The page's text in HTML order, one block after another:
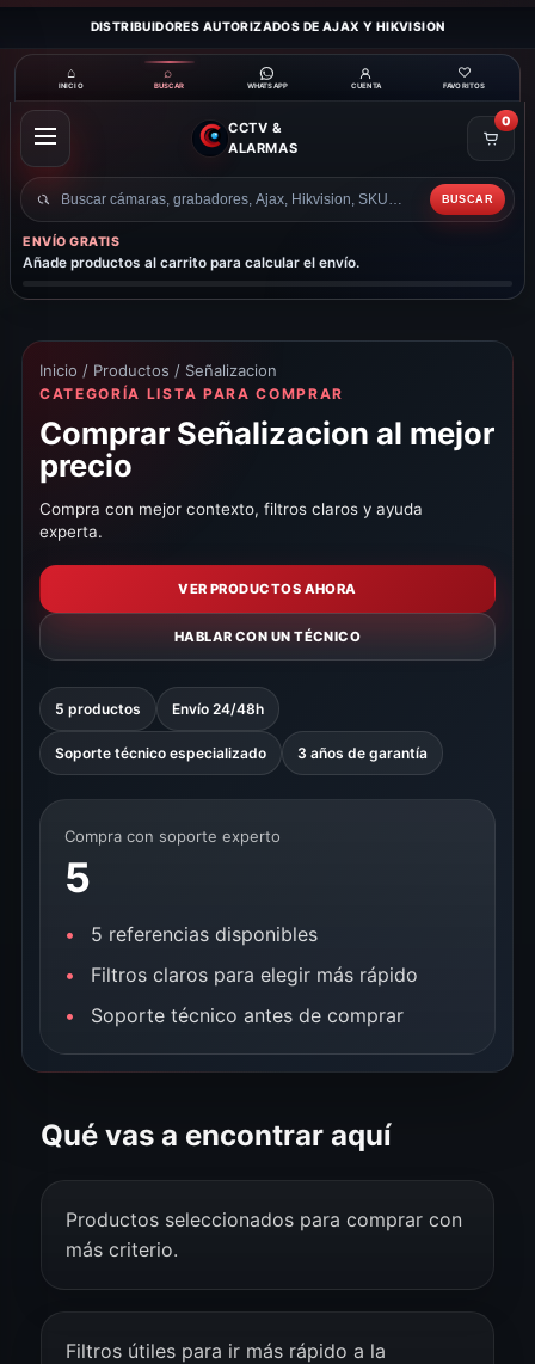
DISTRIBUIDORES AUTORIZADOS DE AJAX Y HIKVISION
⌂
INICIO
⌕
BUSCAR WHATSAPP CUENTA
♡
FAVORITOS
ABRIR
MENÚ
CCTV &
ALARMAS
Buscar
productos
BUSCAR
0
ENVÍO GRATIS
Añade productos al carrito para calcular el envío.
Inicio / Productos / Señalizacion
CATEGORÍA LISTA PARA COMPRAR
Comprar Señalizacion al mejor
precio
Compra con mejor contexto, filtros claros y ayuda
experta.
VER PRODUCTOS AHORA
HABLAR CON UN TÉCNICO
5 productos Envío 24/48h
Soporte técnico especializado 3 años de garantía
Compra con soporte experto
5
5 referencias disponibles
Filtros claros para elegir más rápido
Soporte técnico antes de comprar
Qué vas a encontrar aquí
Productos seleccionados para comprar con
más criterio.
Filtros útiles para ir más rápido a la